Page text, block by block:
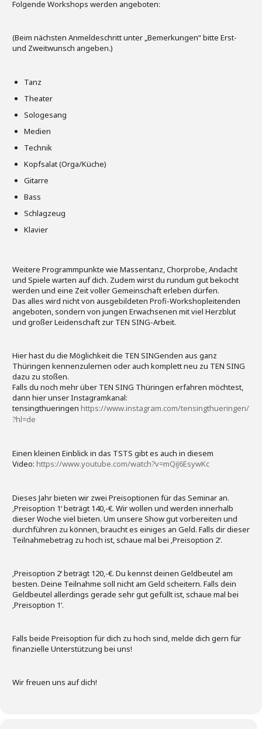
Folgende Workshops werden angeboten:
(Beim nächsten Anmeldeschritt unter „Bemerkungen“ bitte Erst-
und Zweitwunsch angeben.)
Tanz
Theater
Sologesang
Medien
Technik
Kopfsalat (Orga/Küche)
Gitarre
Bass
Schlagzeug
Klavier
Weitere Programmpunkte wie Massentanz, Chorprobe, Andacht
und Spiele warten auf dich. Zudem wirst du rundum gut bekocht
werden und eine Zeit voller Gemeinschaft erleben dürfen.
Das alles wird nicht von ausgebildeten Profi-Workshopleitenden
angeboten, sondern von jungen Erwachsenen mit viel Herzblut
und großer Leidenschaft zur TEN SING-Arbeit.
Hier hast du die Möglichkeit die TEN SINGenden aus ganz
Thüringen kennenzulernen oder auch komplett neu zu TEN SING
dazu zu stoßen.
Falls du noch mehr über TEN SING Thüringen erfahren möchtest,
dann hier unser Instagramkanal:
tensingthueringen https://www.instagram.com/tensingthueringen/
?hl=de
Einen kleinen Einblick in das TSTS gibt es auch in diesem
Video: https://www.youtube.com/watch?v=mQiJ6EsywKc
Dieses Jahr bieten wir zwei Preisoptionen für das Seminar an.
‚Preisoption 1‘ beträgt 140,-€. Wir wollen und werden innerhalb
dieser Woche viel bieten. Um unsere Show gut vorbereiten und
durchführen zu können, braucht es einiges an Geld. Falls dir dieser
Teilnahmebetrag zu hoch ist, schaue mal bei ‚Preisoption 2‘.
‚Preisoption 2‘ beträgt 120,-€. Du kennst deinen Geldbeutel am
besten. Deine Teilnahme soll nicht am Geld scheitern. Falls dein
Geldbeutel allerdings gerade sehr gut gefüllt ist, schaue mal bei
‚Preisoption 1‘.
Falls beide Preisoption für dich zu hoch sind, melde dich gern für
finanzielle Unterstützung bei uns!
Wir freuen uns auf dich!